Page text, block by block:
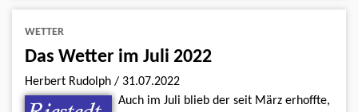
WETTER
Das Wetter im Juli 2022
Herbert Rudolph / 31.07.2022
Auch im Juli blieb der seit März erhoffte,